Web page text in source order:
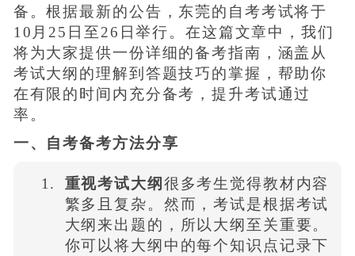
备。根据最新的公告，东莞的自考考试将于
10月25日至26日举行。在这篇文章中，我们
将为大家提供一份详细的备考指南，涵盖从
考试大纲的理解到答题技巧的掌握，帮助你
在有限的时间内充分备考，提升考试通过
率。
一、自考备考方法分享
重视考试大纲 很多考生觉得教材内容
繁多且复杂。然而，考试是根据考试
大纲来出题的，所以大纲至关重要。
你可以将大纲中的每个知识点记录下